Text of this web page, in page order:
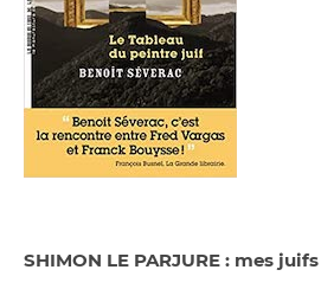
SHIMON LE PARJURE : mes